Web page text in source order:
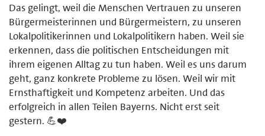
Das gelingt, weil die Menschen Vertrauen zu unseren
Bürgermeisterinnen und Bürgermeistern, zu unseren
Lokalpolitikerinnen und Lokalpolitikern haben. Weil sie
erkennen, dass die politischen Entscheidungen mit
ihrem eigenen Alltag zu tun haben. Weil es uns darum
geht, ganz konkrete Probleme zu lösen. Weil wir mit
Ernsthaftigkeit und Kompetenz arbeiten. Und das
erfolgreich in allen Teilen Bayerns. Nicht erst seit
gestern. 💪❤️